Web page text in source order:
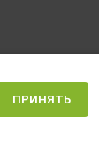
ПРИНЯТЬ